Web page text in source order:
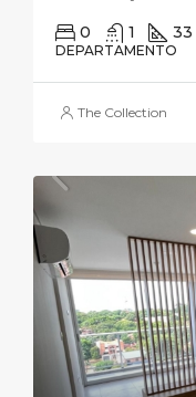
0 1 33
DEPARTAMENTO
The Collection